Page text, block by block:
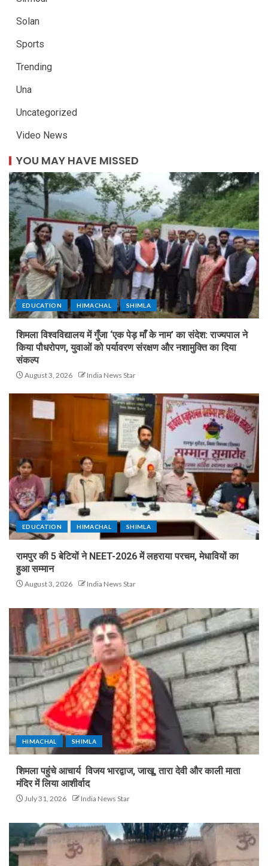
Solan
Sports
Trending
Una
Uncategorized
Video News
YOU MAY HAVE MISSED
EDUCATION HIMACHAL SHIMLA
शिमला विश्वविद्यालय में गुँजा ‘एक पेड़ माँ के नाम’ का संदेश: राज्यपाल ने
किया पौधरोपण, युवाओं को पर्यावरण संरक्षण और नशामुक्ति का दिया
संकल्प
August 3, 2026 India News Star
EDUCATION HIMACHAL SHIMLA
रामपुर की 5 बेटियों ने NEET-2026 में लहराया परचम, मेधावियों का
हुआ सम्मान
August 3, 2026 India News Star
HIMACHAL SHIMLA
शिमला पहुंचे आचार्य विजय भारद्वाज, जाखू, तारा देवी और काली माता
मंदिर में लिया आशीर्वाद
July 31, 2026 India News Star